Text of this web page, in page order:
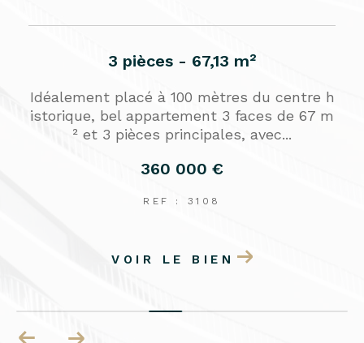
3 pièces - 67,13 m²
Idéalement placé à 100 mètres du centre h
istorique, bel appartement 3 faces de 67 m
² et 3 pièces principales, avec...
360 000 €
REF : 3108
VOIR LE BIEN